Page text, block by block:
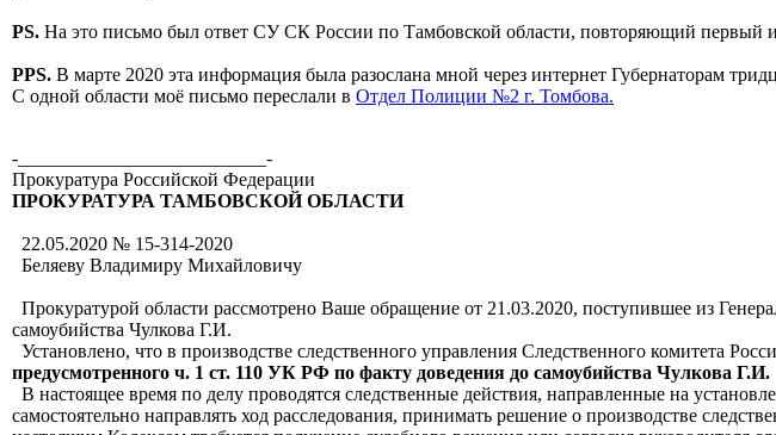
PS. На это письмо был ответ СУ СК России по Тамбовской области, повторяющий первый
PPS. В марте 2020 эта информация была разослана мной через интернет Губернаторам
С одной области моё письмо переслали в Отдел Полиции №2 г. Томбова.
-__________________________-
Прокуратура Российской Федерации
ПРОКУРАТУРА ТАМБОВСКОЙ ОБЛАСТИ
22.05.2020 № 15-314-2020
Беляеву Владимиру Михайловичу
Прокуратурой области рассмотрено Ваше обращение от 21.03.2020, поступившее из
самоубийства Чулкова Г.И.
Установлено, что в производстве следственного управления Следственного комитета
предусмотренного ч. 1 ст. 110 УК РФ по факту доведения до самоубийства Чулкова Г.И.
В настоящее время по делу проводятся следственные действия, направленные на
самостоятельно направлять ход расследования, принимать решение о производстве